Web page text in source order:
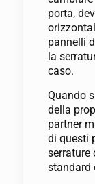
porta,
pannelli
la
caso.
Quando
della
partner
di questi
serrature
standard